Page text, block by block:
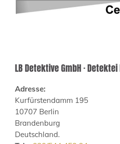
LB Detektive GmbH ·
Adresse:
Kurfürstendamm 195
10707 Berlin
Brandenburg
Deutschland.